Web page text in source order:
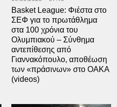
Basket League: Φιέστα στο
ΣΕΦ για το πρωτάθλημα
στα 100 χρόνια του
Ολυμπιακού – Σύνθημα
αντεπίθεσης από
Γιαννακόπουλο, αποθέωση
των «πράσινων» στο ΟΑΚΑ
(videos)